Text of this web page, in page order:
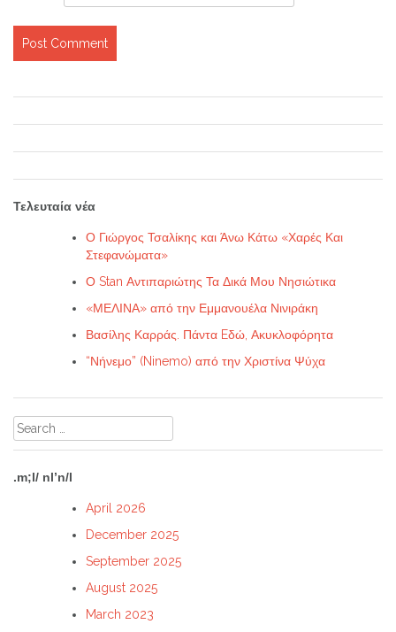
Τελευταία νέα
Ο Γιώργος Τσαλίκης και Άνω Κάτω «Χαρές Και
Στεφανώματα»
Ο Stan Αντιπαριώτης Τα Δικά Μου Νησιώτικα
«ΜΕΛΙΝΑ» από την Εμμανουέλα Νινιράκη
Βασίλης Καρράς. Πάντα Eδώ, Ακυκλοφόρητα
“Νήνεμο” (Ninemo) από την Χριστίνα Ψύχα
Search
for:
.m;l/ nl’n/l
April 2026
December 2025
September 2025
August 2025
March 2023